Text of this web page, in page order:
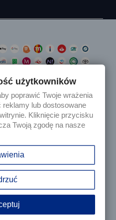


Wszelkie prawa
użytkowników
poprawić Twoje wrażenia
reklamy lub dostosowane
Kliknięcie przycisku
Twoją zgodę na nasze